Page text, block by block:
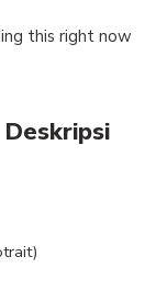
this right now
Deskripsi